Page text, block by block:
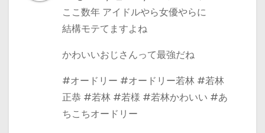
ここ数年 アイドルやら女優やらに
結構モテてますよね
かわいいおじさんって最強だね
#オードリー #オードリー若林 #若林
正恭 #若林 #若様 #若林かわいい #あ
ちこちオードリー